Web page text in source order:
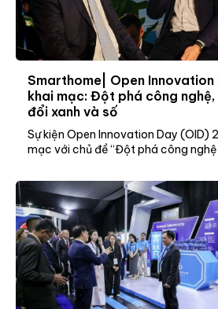
Smarthome| Open
khai mạc: Đột phá công
đổi xanh và số
Sự kiện Open Innovation Day (OID)
mạc với chủ đề “Đột phá công